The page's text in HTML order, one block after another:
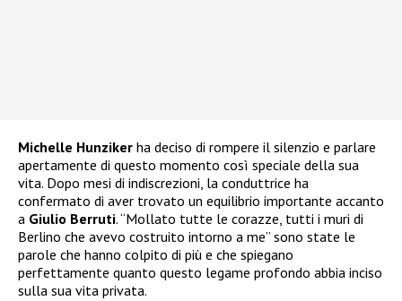
Michelle Hunziker ha deciso di rompere il silenzio e parlare
apertamente di questo momento così speciale della sua
vita. Dopo mesi di indiscrezioni, la conduttrice ha
confermato di aver trovato un equilibrio importante accanto
a Giulio Berruti. “Mollato tutte le corazze, tutti i muri di
Berlino che avevo costruito intorno a me” sono state le
parole che hanno colpito di più e che spiegano
perfettamente quanto questo legame profondo abbia inciso
sulla sua vita privata.